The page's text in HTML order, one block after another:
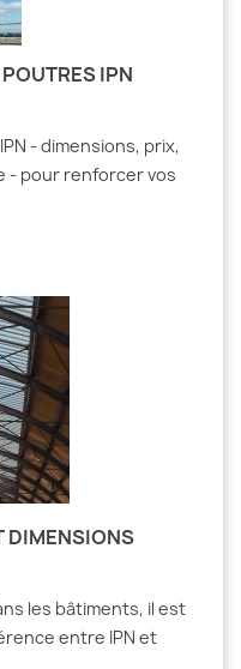
IPN
- dimensions, prix,
- pour renforcer vos
DIMENSIONS
les bâtiments, il est
entre IPN et